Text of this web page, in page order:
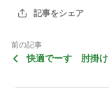
記事をシェア
前の記事
快適でーす 肘掛け